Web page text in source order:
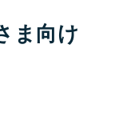
ま向け